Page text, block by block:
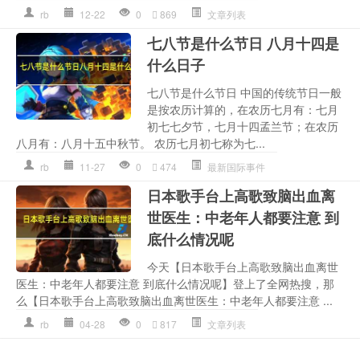
rb 12-22 0 869 文章列表
七八节是什么节日 八月十四是
什么日子
七八节是什么节日 中国的传统节日一般
是按农历计算的，在农历七月有：七月
初七七夕节，七月十四孟兰节；在农历
八月有：八月十五中秋节。 农历七月初七称为七...
rb 11-27 0 474 最新国际事件
日本歌手台上高歌致脑出血离
世医生：中老年人都要注意 到
底什么情况呢
今天【日本歌手台上高歌致脑出血离世
医生：中老年人都要注意 到底什么情况呢】登上了全网热搜，那
么【日本歌手台上高歌致脑出血离世医生：中老年人都要注意 ...
rb 04-28 0 817 文章列表